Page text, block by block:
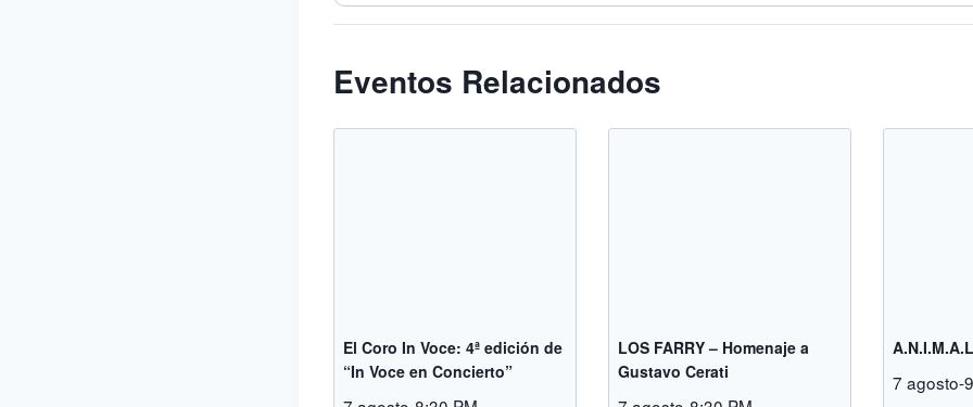
Eventos Relacionados
El Coro In Voce: 4ª edición de
“In Voce en Concierto”
LOS FARRY – Homenaje a
Gustavo Cerati
7 agosto-